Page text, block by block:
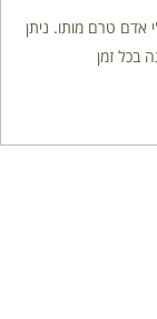
אדם טרם מותו. ניתן
בכל זמן